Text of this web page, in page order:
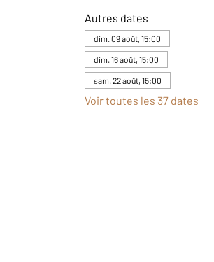
Autres dates
dim. 09 août, 15:00
dim. 16 août, 15:00
sam. 22 août, 15:00
Voir toutes les 37 dates